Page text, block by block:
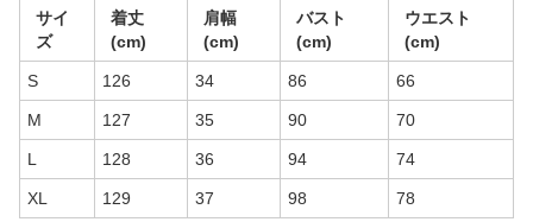
サイ
ズ
着丈
(cm)
肩幅
(cm)
バスト
(cm)
ウエスト
(cm)
S 126 34 86 66
M 127 35 90 70
L 128 36 94 74
XL 129 37 98 78